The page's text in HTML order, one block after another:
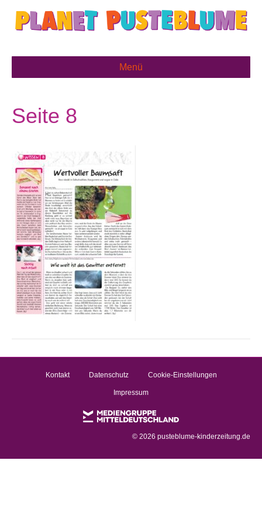
Menü
Seite 8
Kontakt Datenschutz Cookie-Einstellungen
Impressum
© 2026 pusteblume-kinderzeitung.de